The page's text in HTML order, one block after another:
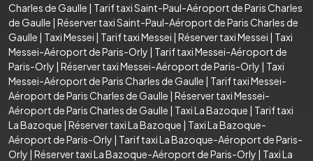
Charles de Gaulle | Tarif taxi Saint-Paul-Aéroport de Paris Charles
de Gaulle | Réserver taxi Saint-Paul-Aéroport de Paris Charles de
Gaulle | Taxi Messei | Tarif taxi Messei | Réserver taxi Messei | Taxi
Messei-Aéroport de Paris-Orly | Tarif taxi Messei-Aéroport de
Paris-Orly | Réserver taxi Messei-Aéroport de Paris-Orly | Taxi
Messei-Aéroport de Paris Charles de Gaulle | Tarif taxi Messei-
Aéroport de Paris Charles de Gaulle | Réserver taxi Messei-
Aéroport de Paris Charles de Gaulle | Taxi La Bazoque | Tarif taxi
La Bazoque | Réserver taxi La Bazoque | Taxi La Bazoque-
Aéroport de Paris-Orly | Tarif taxi La Bazoque-Aéroport de Paris-
Orly | Réserver taxi La Bazoque-Aéroport de Paris-Orly | Taxi La